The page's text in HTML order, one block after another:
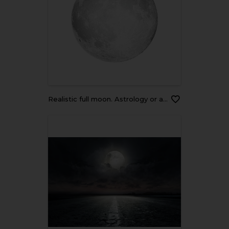
Realistic full moon. Astrology or astronomy planet design. Vector.